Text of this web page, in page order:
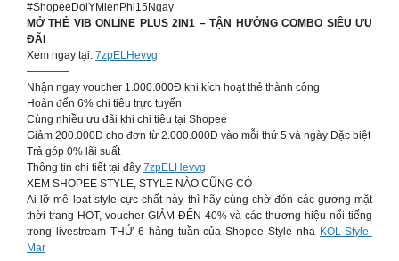
#ShopeeDoiYMienPhi15Ngay
MỞ THẺ VIB ONLINE PLUS 2IN1 – TẬN HƯỞNG COMBO SIÊU ƯU
ĐÃI
Xem ngay tại: 7zpELHevvg
————
Nhận ngay voucher 1.000.000Đ khi kích hoạt thẻ thành công
Hoàn đến 6% chi tiêu trực tuyến
Cùng nhiều ưu đãi khi chi tiêu tại Shopee
Giảm 200.000Đ cho đơn từ 2.000.000Đ vào mỗi thứ 5 và ngày Đặc biệt
Trả góp 0% lãi suất
Thông tin chi tiết tại đây 7zpELHevvg
XEM SHOPEE STYLE, STYLE NÀO CŨNG CÓ
Ai lỡ mê loạt style cực chất này thì hãy cùng chờ đón các gương mặt
thời trang HOT, voucher GIẢM ĐẾN 40% và các thương hiệu nổi tiếng
trong livestream THỨ 6 hàng tuần của Shopee Style nha KOL-Style-
Mar